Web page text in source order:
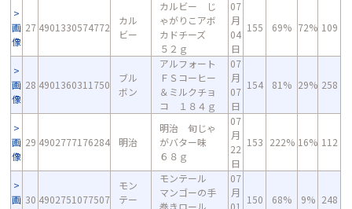
画
像
27 4901330574772
カル
ビー
カルビー じ
ゃがりこアボ
カドチーズ
５２ｇ
07
月
04
日
155 69% 72% 109
画
像
28 4901360311750
ブル
ボン
アルフォート
ＦＳコーヒー
＆ミルクチョ
コ １８４ｇ
07
月
07
日
154 81% 29% 258
画
像
29 4902777176284 明治
明治 旬じゃ
がバター味
６８ｇ
07
月
22
日
153 222% 16% 112
画 30 4902751077507
モン
テー
モンテール
マンゴーの手
巻きロール
07
月
01
150 68% 9% 248